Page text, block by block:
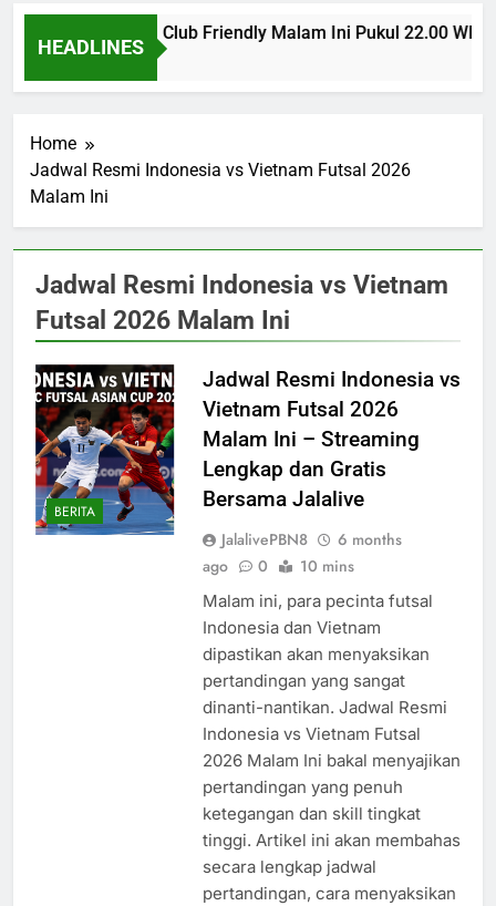
HEADLINES
PSG vs Man United Club Friendly Malam Ini Pukul 22.00
7 Hours Ago
Home
Jadwal Resmi Indonesia vs Vietnam Futsal 2026
Malam Ini
Jadwal Resmi Indonesia vs Vietnam
Futsal 2026 Malam Ini
BERITA
Jadwal Resmi Indonesia vs
Vietnam Futsal 2026
Malam Ini – Streaming
Lengkap dan Gratis
Bersama Jalalive
JalalivePBN8
6 months
ago
0 10 mins
Malam ini, para pecinta futsal
Indonesia dan Vietnam
dipastikan akan menyaksikan
pertandingan yang sangat
dinanti-nantikan. Jadwal Resmi
Indonesia vs Vietnam Futsal
2026 Malam Ini bakal menyajikan
pertandingan yang penuh
ketegangan dan skill tingkat
tinggi. Artikel ini akan membahas
secara lengkap jadwal
pertandingan, cara menyaksikan